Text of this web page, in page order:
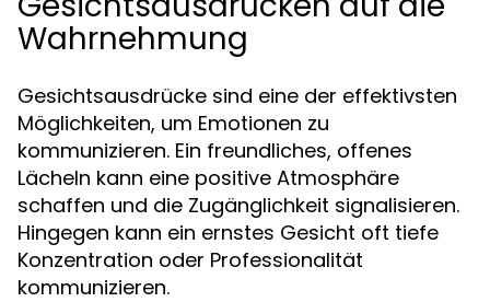
Wahrnehmung
Gesichtsausdrücke sind eine der effektivsten
Möglichkeiten, um Emotionen zu
kommunizieren. Ein freundliches, offenes
Lächeln kann eine positive Atmosphäre
schaffen und die Zugänglichkeit signalisieren.
Hingegen kann ein ernstes Gesicht oft tiefe
Konzentration oder Professionalität
kommunizieren.